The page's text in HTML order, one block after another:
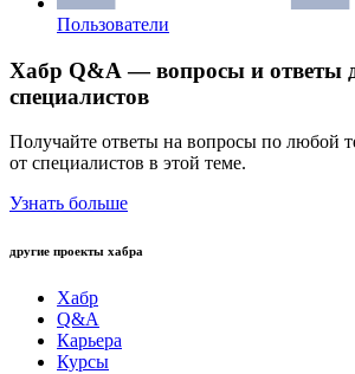
Пользователи
Хабр Q&A — вопросы и ответы
специалистов
Получайте ответы на вопросы по любой
от специалистов в этой теме.
Узнать больше
другие проекты хабра
Хабр
Q&A
Карьера
Курсы